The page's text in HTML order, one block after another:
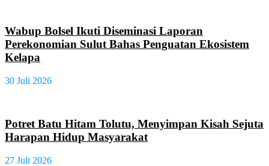
Wabup Bolsel Ikuti Diseminasi Laporan
Perekonomian Sulut Bahas Penguatan Ekosistem
Kelapa
30 Juli 2026
Potret Batu Hitam Tolutu, Menyimpan Kisah Sejuta
Harapan Hidup Masyarakat
27 Juli 2026